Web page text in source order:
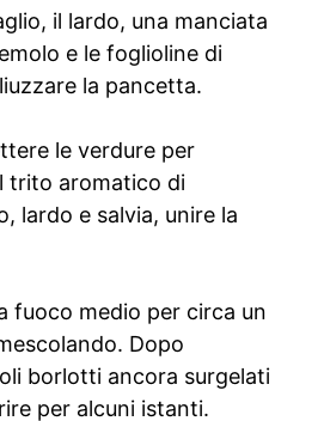
il lardo, una manciata
e le foglioline di
la pancetta.
le verdure per
aromatico di
lardo e salvia, unire la
fuoco medio per circa un
Dopo
borlotti ancora surgelati
per alcuni istanti.